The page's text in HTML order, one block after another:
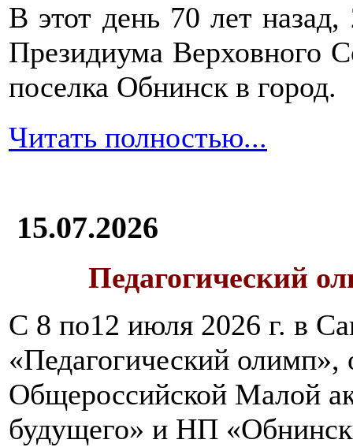
В этот день 70 лет
Президиума Верховного
поселка Обнинск в город.
Читать полностью...
15.07.2026
Педагогический
С 8 по12 июля 2026 г. в
«Педагогический олимп»,
Общероссийской Малой
будущего» и НП